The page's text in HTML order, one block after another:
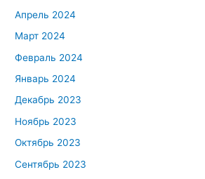
Апрель 2024
Март 2024
Февраль 2024
Январь 2024
Декабрь 2023
Ноябрь 2023
Октябрь 2023
Сентябрь 2023